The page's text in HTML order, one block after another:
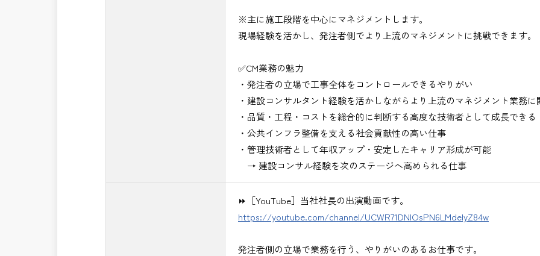
・建設プロジェクト・マネジメント業務
※応募書類等の送付方法につきましては、基本的にＥメールで送付
※主に施工段階を中心にマネジメントします。
現場経験を活かし、発注者側でより上流のマネジメントに挑戦できます。
✅CM業務の魅力
・発注者の立場で工事全体をコントロールできるやりがい
・建設コンサルタント経験を活かしながらより上流のマネジメント業務に
・品質・工程・コストを総合的に判断する高度な技術者として成長できる
・公共インフラ整備を支える社会貢献性の高い仕事
・管理技術者として年収アップ・安定したキャリア形成が可能
→ 建設コンサル経験を次のステージへ高められる仕事
⏩［YouTube］当社社長の出演動画です。
https://youtube.com/channel/UCWR71DNlOsPN6LMdeIyZ84w
発注者側の立場で業務を行う、やりがいのあるお仕事です。